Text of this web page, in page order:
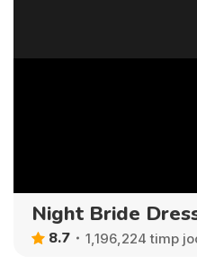
Night Bride
8.7 1,196,224 timp